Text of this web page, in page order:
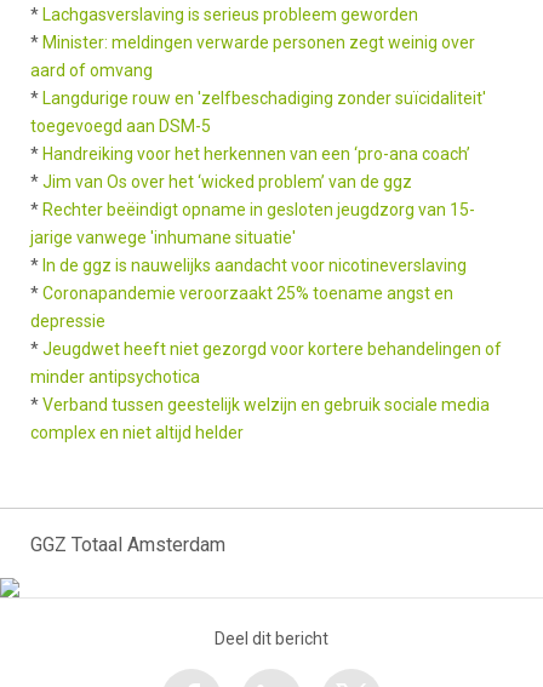
* Lachgasverslaving is serieus probleem geworden
* Minister: meldingen verwarde personen zegt weinig over
aard of omvang
* Langdurige rouw en 'zelfbeschadiging zonder suïcidaliteit'
toegevoegd aan DSM-5
* Handreiking voor het herkennen van een ‘pro-ana coach’
*Jim van Os over het ‘wicked problem’ van de ggz
* Rechter beëindigt opname in gesloten jeugdzorg van 15-
jarige vanwege 'inhumane situatie'
* In de ggz is nauwelijks aandacht voor nicotineverslaving
*Coronapandemie veroorzaakt 25% toename angst en
depressie
*Jeugdwet heeft niet gezorgd voor kortere behandelingen of
minder antipsychotica
*Verband tussen geestelijk welzijn en gebruik sociale media
complex en niet altijd helder
GGZ Totaal Amsterdam
Deel dit bericht